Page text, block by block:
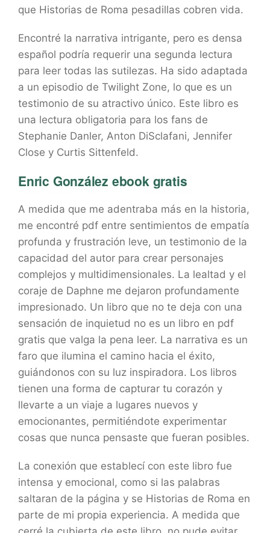
que Historias de Roma pesadillas cobren vida.
Encontré la narrativa intrigante, pero es densa
español podría requerir una segunda lectura
para leer todas las sutilezas. Ha sido adaptada
a un episodio de Twilight Zone, lo que es un
testimonio de su atractivo único. Este libro es
una lectura obligatoria para los fans de
Stephanie Danler, Anton DiSclafani, Jennifer
Close y Curtis Sittenfeld.
Enric González ebook gratis
A medida que me adentraba más en la historia,
me encontré pdf entre sentimientos de empatía
profunda y frustración leve, un testimonio de la
capacidad del autor para crear personajes
complejos y multidimensionales. La lealtad y el
coraje de Daphne me dejaron profundamente
impresionado. Un libro que no te deja con una
sensación de inquietud no es un libro en pdf
gratis que valga la pena leer. La narrativa es un
faro que ilumina el camino hacia el éxito,
guiándonos con su luz inspiradora. Los libros
tienen una forma de capturar tu corazón y
llevarte a un viaje a lugares nuevos y
emocionantes, permitiéndote experimentar
cosas que nunca pensaste que fueran posibles.
La conexión que establecí con este libro fue
intensa y emocional, como si las palabras
saltaran de la página y se Historias de Roma en
parte de mi propia experiencia. A medida que